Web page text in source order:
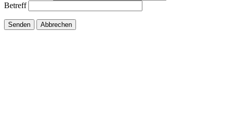
Betreff
Senden Abbrechen